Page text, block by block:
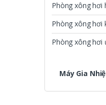
Phòng xông hơi
Phòng xông hơi
Phòng xông hơi
Máy Gia